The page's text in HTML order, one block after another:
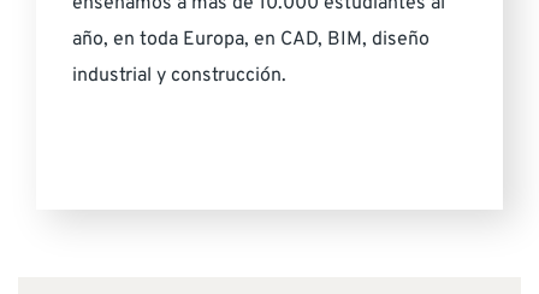
año, en toda Europa, en CAD, BIM, diseño
industrial y construcción.